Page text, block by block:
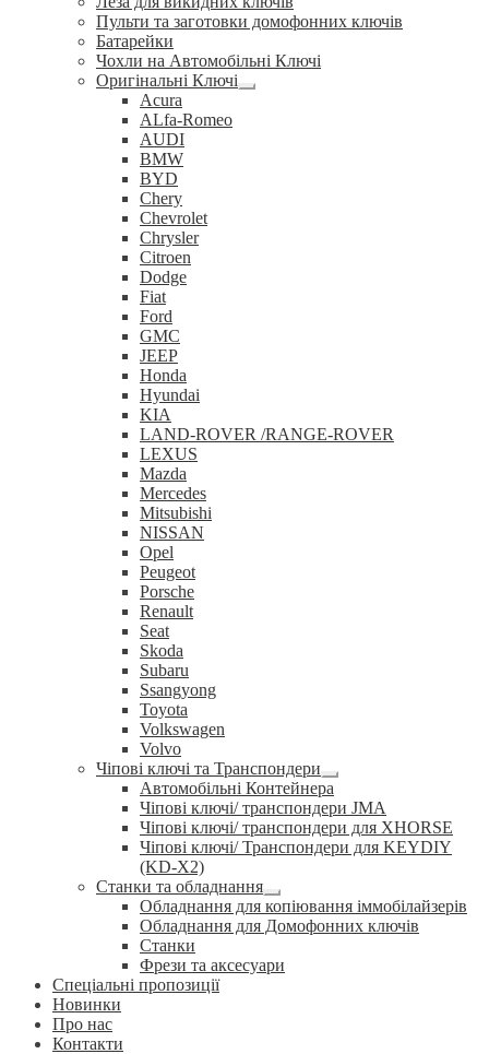
Пульти та заготовки домофонних ключів
Батарейки
Чохли на Автомобільні Ключі
Оригінальні Ключі
Розгорнуте
Acura
ALfa-Romeo
AUDI
BMW
BYD
Chery
Chevrolet
Chrysler
Citroen
Dodge
Fiat
Ford
GMC
JEEP
Honda
Hyundai
KIA
LAND-ROVER /RANGE-ROVER
LEXUS
Mazda
Mercedes
Mitsubishi
NISSAN
Opel
Peugeot
Porsche
Renault
Seat
Skoda
Subaru
Ssangyong
Toyota
Volkswagen
Volvo
Чіпові ключі та Транспондери
Розгорнуте
вкладене
меню
Автомобільні Контейнера
Чіпові ключі/ транспондери JMA
Чіпові ключі/ транспондери для XHORSE
Чіпові ключі/ Транспондери для KEYDIY
(KD-X2)
Станки та обладнання
Розгорнуте
вкладене
меню
Обладнання для копіювання іммобілайзерів
Обладнання для Домофонних ключів
Станки
Фрези та аксесуари
Спеціальні пропозиції
Новинки
Про нас
Контакти